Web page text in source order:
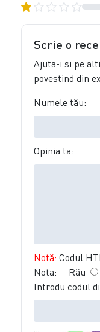
Scrie o
Ajuta-i si pe
povestind din
Numele tău:
Opinia ta:
Notă: Codul
Nota: Rău
Introdu codul